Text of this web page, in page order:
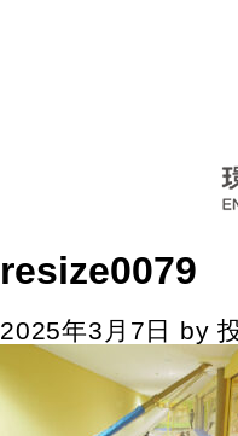
resize0079
2025年3月7日 by